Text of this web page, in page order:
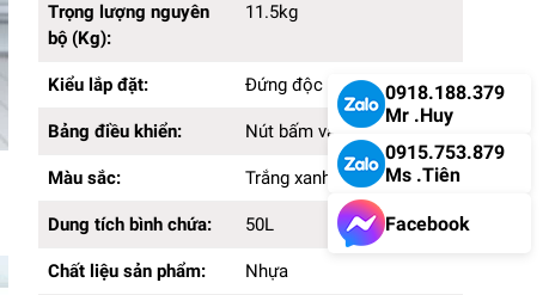
Trọng lượng nguyên
bộ (Kg):
11.5kg
Kiểu lắp đặt: Đứng độc lập
Bảng điều khiển: Nút bấm và núm vặn
Màu sắc: Trắng xanh
Dung tích bình chứa: 50L
Chất liệu sản phẩm: Nhựa
0918.188.379
Mr .Huy
0915.753.879
Ms .Tiên
Facebook